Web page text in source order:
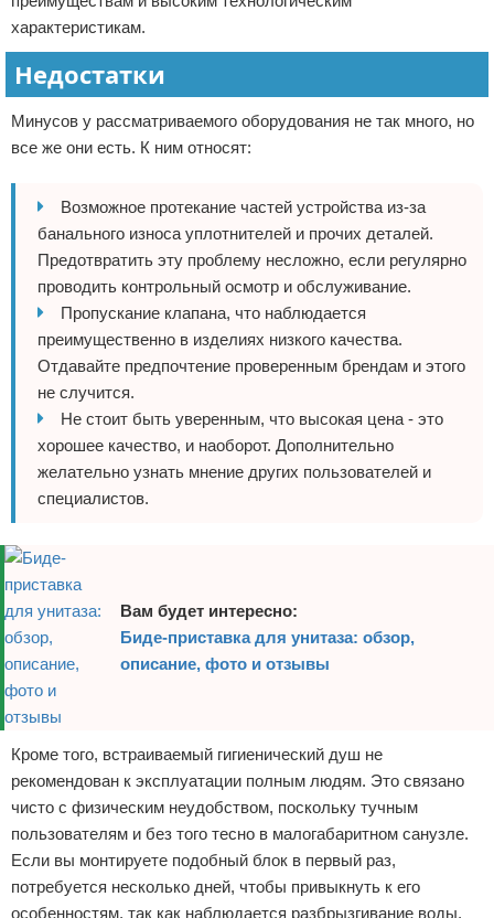
характеристикам.
Недостатки
Минусов у рассматриваемого оборудования не так много, но
все же они есть. К ним относят:
Возможное протекание частей устройства из-за
банального износа уплотнителей и прочих деталей.
Предотвратить эту проблему несложно, если регулярно
проводить контрольный осмотр и обслуживание.
Пропускание клапана, что наблюдается
преимущественно в изделиях низкого качества.
Отдавайте предпочтение проверенным брендам и этого
не случится.
Не стоит быть уверенным, что высокая цена - это
хорошее качество, и наоборот. Дополнительно
желательно узнать мнение других пользователей и
специалистов.
Вам будет интересно:
Биде-приставка для унитаза: обзор,
описание, фото и отзывы
Кроме того, встраиваемый гигиенический душ не
рекомендован к эксплуатации полным людям. Это связано
чисто с физическим неудобством, поскольку тучным
пользователям и без того тесно в малогабаритном санузле.
Если вы монтируете подобный блок в первый раз,
потребуется несколько дней, чтобы привыкнуть к его
особенностям, так как наблюдается разбрызгивание воды.